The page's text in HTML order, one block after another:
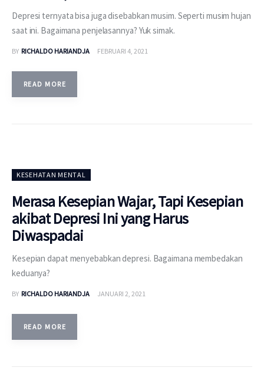
Depresi ternyata bisa juga disebabkan musim. Seperti musim hujan
saat ini. Bagaimana penjelasannya? Yuk simak.
BY RICHALDO HARIANDJA FEBRUARI 4, 2021
READ MORE
KESEHATAN MENTAL
Merasa Kesepian Wajar, Tapi Kesepian
akibat Depresi Ini yang Harus
Diwaspadai
Kesepian dapat menyebabkan depresi. Bagaimana membedakan
keduanya?
BY RICHALDO HARIANDJA JANUARI 2, 2021
READ MORE